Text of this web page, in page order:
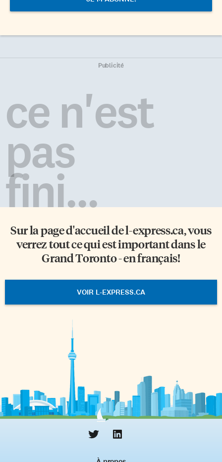
Publicité
ce n'est
pas
fini...
Sur la page d'accueil del-express.ca, vous
verrez tout ce qui est important dans le
Grand Toronto - en français!
VOIR L-EXPRESS.CA